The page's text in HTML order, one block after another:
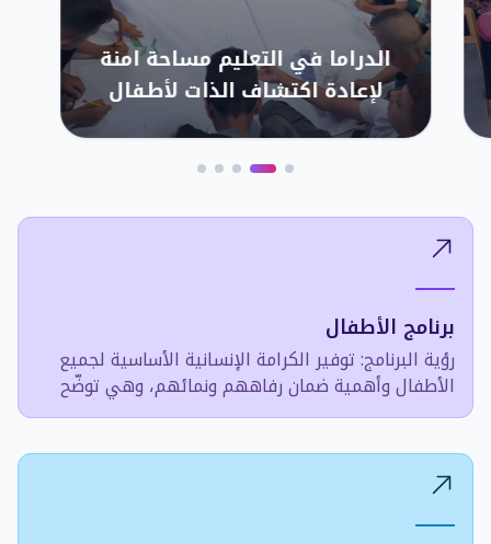
الدراما في التعليم مساحة امنة
لإعادة اكتشاف الذات لأطفال
النزوح .
برنامج الأطفال
رؤية البرنامج: توفير الكرامة الإنسانية الأساسية لجميع
الأطفال وأهمية ضمان رفاههم ونمائهم، وهي توضّح
فكرة وجوب أن تكون النوعية الأساسية للحياة حقاً لجميع